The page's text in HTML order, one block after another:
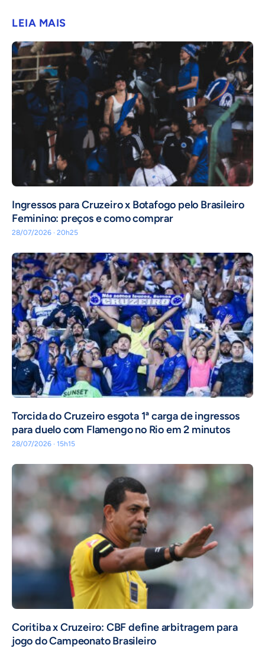
LEIA MAIS
Ingressos para Cruzeiro x Botafogo pelo Brasileiro
Feminino: preços e como comprar
28/07/2026 · 20h25
Torcida do Cruzeiro esgota 1ª carga de ingressos
para duelo com Flamengo no Rio em 2 minutos
28/07/2026 · 15h15
Coritiba x Cruzeiro: CBF define arbitragem para
jogo do Campeonato Brasileiro